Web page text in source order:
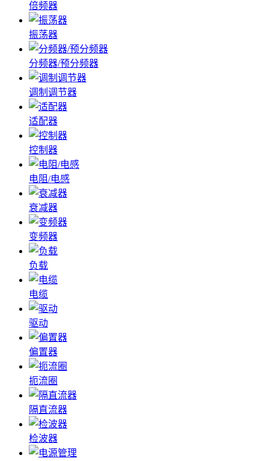
倍频器
振荡器
分频器/预分频器
调制调节器
适配器
控制器
电阻/电感
衰减器
变频器
负载
电缆
驱动
偏置器
扼流圈
隔直流器
检波器